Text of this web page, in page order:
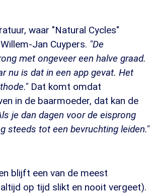
waar "Natural Cycles"
Jan Cuypers. "De
met ongeveer een halve graad.
nu is dat in een app gevat. Het
Dat komt omdat
in de baarmoeder, dat kan de
je dan dagen voor de eisprong
steeds tot een bevruchting leiden."
blijft een van de meest
op tijd slikt en nooit vergeet).